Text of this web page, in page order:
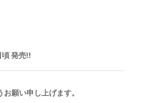
発売!!
願い申し上げます。